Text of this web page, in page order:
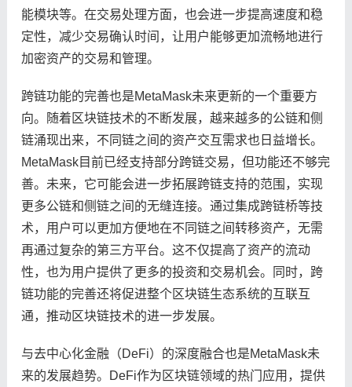
能模块等。在交易处理方面，也会进一步提高速度和稳
定性，减少交易确认时间，让用户能够更加流畅地进行
加密资产的交易和管理。
跨链功能的完善也是MetaMask未来更新的一个重要方
向。随着区块链技术的不断发展，越来越多的公链和侧
链涌现出来，不同链之间的资产交互需求也日益增长。
MetaMask目前已经支持部分跨链交易，但功能还不够完
善。未来，它可能会进一步拓展跨链支持的范围，实现
更多公链和侧链之间的无缝连接。通过集成跨链桥等技
术，用户可以更加方便地在不同链之间转移资产，无需
再通过复杂的第三方平台。这不仅提高了资产的流动
性，也为用户提供了更多的投资和交易机会。同时，跨
链功能的完善还将促进整个区块链生态系统的互联互
通，推动区块链技术的进一步发展。
与去中心化金融（DeFi）的深度融合也是MetaMask未
来的发展趋势。DeFi作为区块链领域的热门应用，提供